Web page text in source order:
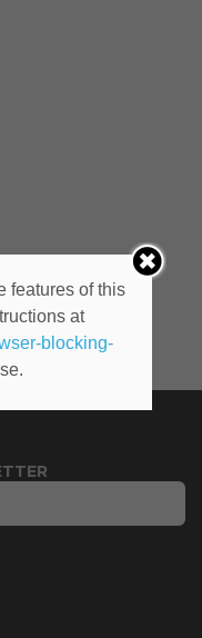
features of this
at
blocking-